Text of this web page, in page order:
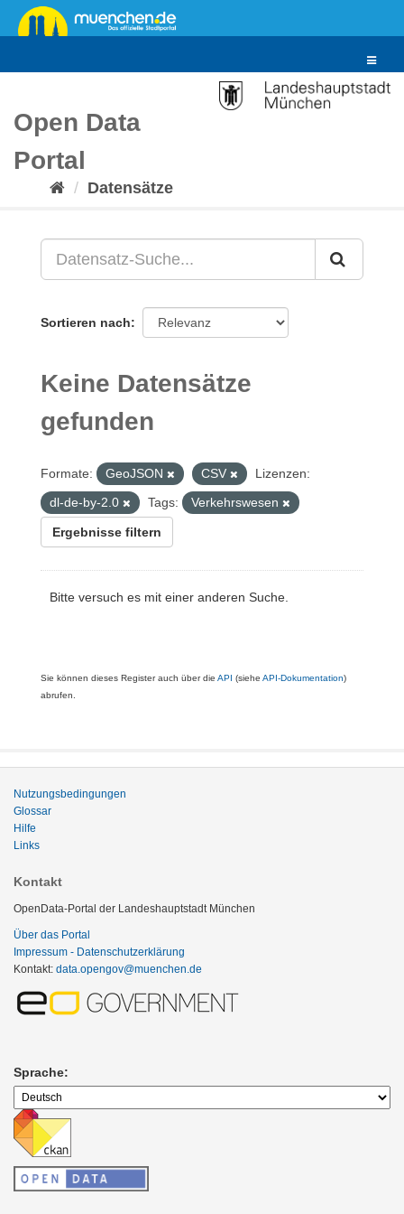
Überspringen
zum
Toggle
Open Data
Portal
Datensätze
Sortieren nach
Keine Datensätze
gefunden
Formate: GeoJSON CSV
Lizenzen:
dl-de-by-2.0
Tags: Verkehrswesen
Ergebnisse filtern
Bitte versuch es mit einer anderen Suche.
Sie können dieses Register auch über die API (siehe API-Dokumentation)
abrufen.
Nutzungsbedingungen
Glossar
Hilfe
Links
Kontakt
OpenData-Portal der Landeshauptstadt München
Über das Portal
Impressum - Datenschutzerklärung
Kontakt: data.opengov@muenchen.de
Sprache